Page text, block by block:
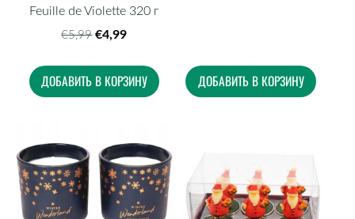
Feuille de Violette 320 г
€5,99 €4,99
ДОБАВИТЬ В КОРЗИНУ ДОБАВИТЬ В КОРЗИНУ